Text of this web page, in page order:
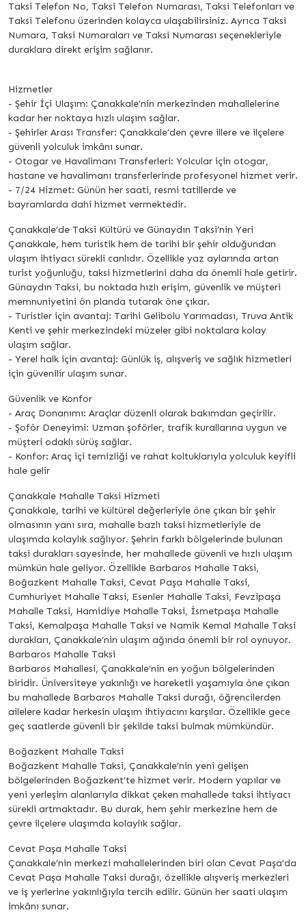
Taksi Telefon No, Taksi Telefon Numarası, Taksi Telefonları ve
Taksi Telefonu üzerinden kolayca ulaşabilirsiniz. Ayrıca Taksi
Numara, Taksi Numaraları ve Taksi Numarası seçenekleriyle
duraklara direkt erişim sağlanır.
Hizmetler
- Şehir İçi Ulaşım: Çanakkale’nin merkezinden mahallelerine
kadar her noktaya hızlı ulaşım sağlar.
- Şehirler Arası Transfer: Çanakkale’den çevre illere ve ilçelere
güvenli yolculuk imkânı sunar.
- Otogar ve Havalimanı Transferleri: Yolcular için otogar,
hastane ve havalimanı transferlerinde profesyonel hizmet verir.
- 7/24 Hizmet: Günün her saati, resmi tatillerde ve
bayramlarda dahi hizmet vermektedir.
Çanakkale’de Taksi Kültürü ve Günaydın Taksi’nin Yeri
Çanakkale, hem turistik hem de tarihi bir şehir olduğundan
ulaşım ihtiyacı sürekli canlıdır. Özellikle yaz aylarında artan
turist yoğunluğu, taksi hizmetlerini daha da önemli hale getirir.
Günaydın Taksi, bu noktada hızlı erişim, güvenlik ve müşteri
memnuniyetini ön planda tutarak öne çıkar.
- Turistler için avantaj: Tarihi Gelibolu Yarımadası, Truva Antik
Kenti ve şehir merkezindeki müzeler gibi noktalara kolay
ulaşım sağlar.
- Yerel halk için avantaj: Günlük iş, alışveriş ve sağlık hizmetleri
için güvenilir ulaşım sunar.
Güvenlik ve Konfor
- Araç Donanımı: Araçlar düzenli olarak bakımdan geçirilir.
- Şoför Deneyimi: Uzman şoförler, trafik kurallarına uygun ve
müşteri odaklı sürüş sağlar.
- Konfor: Araç içi temizliği ve rahat koltuklarıyla yolculuk keyifli
hale gelir
Çanakkale Mahalle Taksi Hizmeti
Çanakkale, tarihi ve kültürel değerleriyle öne çıkan bir şehir
olmasının yanı sıra, mahalle bazlı taksi hizmetleriyle de
ulaşımda kolaylık sağlıyor. Şehrin farklı bölgelerinde bulunan
taksi durakları sayesinde, her mahallede güvenli ve hızlı ulaşım
mümkün hale geliyor. Özellikle Barbaros Mahalle Taksi,
Boğazkent Mahalle Taksi, Cevat Paşa Mahalle Taksi,
Cumhuriyet Mahalle Taksi, Esenler Mahalle Taksi, Fevzipaşa
Mahalle Taksi, Hamidiye Mahalle Taksi, İsmetpaşa Mahalle
Taksi, Kemalpaşa Mahalle Taksi ve Namik Kemal Mahalle Taksi
durakları, Çanakkale’nin ulaşım ağında önemli bir rol oynuyor.
Barbaros Mahalle Taksi
Barbaros Mahallesi, Çanakkale’nin en yoğun bölgelerinden
biridir. Üniversiteye yakınlığı ve hareketli yaşamıyla öne çıkan
bu mahallede Barbaros Mahalle Taksi durağı, öğrencilerden
ailelere kadar herkesin ulaşım ihtiyacını karşılar. Özellikle gece
geç saatlerde güvenli bir şekilde taksi bulmak mümkündür.
Boğazkent Mahalle Taksi
Boğazkent Mahalle Taksi, Çanakkale’nin yeni gelişen
bölgelerinden Boğazkent’te hizmet verir. Modern yapılar ve
yeni yerleşim alanlarıyla dikkat çeken mahallede taksi ihtiyacı
sürekli artmaktadır. Bu durak, hem şehir merkezine hem de
çevre ilçelere ulaşımda kolaylık sağlar.
Cevat Paşa Mahalle Taksi
Çanakkale’nin merkezi mahallelerinden biri olan Cevat Paşa’da
Cevat Paşa Mahalle Taksi durağı, özellikle alışveriş merkezleri
ve iş yerlerine yakınlığıyla tercih edilir. Günün her saati ulaşım
imkânı sunar.